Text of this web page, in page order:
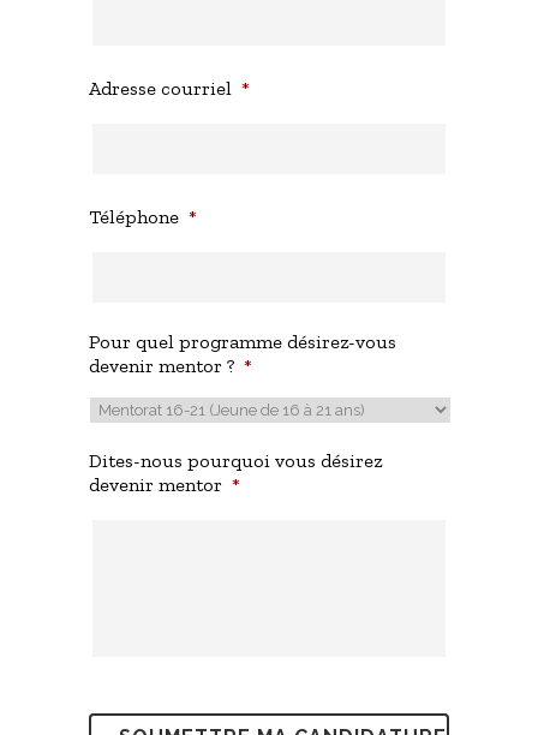
Adresse courriel *
Téléphone *
Pour quel programme désirez-vous
devenir mentor ? *
Dites-nous pourquoi vous désirez
devenir mentor *